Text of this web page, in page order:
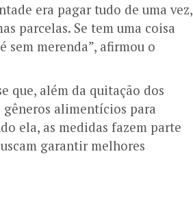
era pagar tudo de uma vez,
parcelas. Se tem uma coisa
sem merenda”, afirmou o
que, além da quitação dos
alimentícios para
ela, as medidas fazem parte
garantir melhores